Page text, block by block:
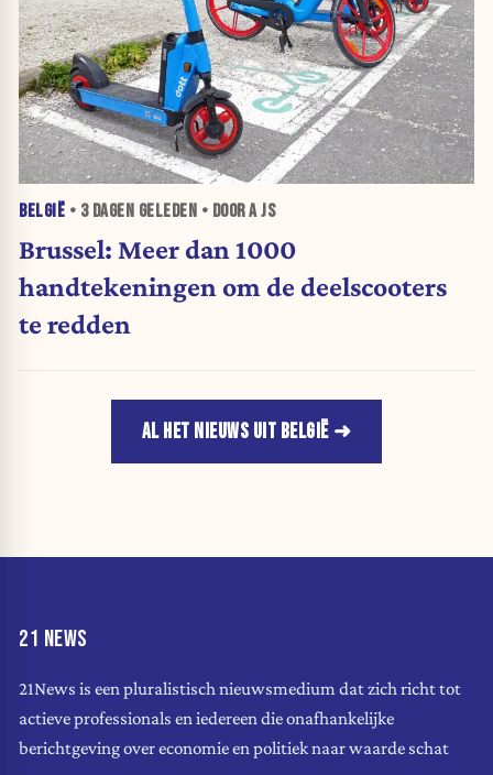
BELGIË • 3 DAGEN GELEDEN • DOOR A JS
Brussel: Meer dan 1000
handtekeningen om de deelscooters
te redden
AL HET NIEUWS UIT BELGIË
21 NEWS
21News is een pluralistisch nieuwsmedium dat zich richt tot
actieve professionals en iedereen die onafhankelijke
berichtgeving over economie en politiek naar waarde schat